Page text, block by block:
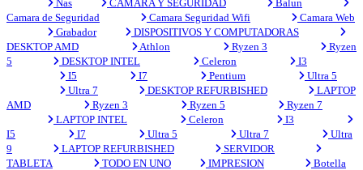
Nas
CAMARA Y SEGURIDAD
Balun
Camara de Seguridad
Camara Seguridad Wifi
Camara Web
Grabador
DISPOSITIVOS Y COMPUTADORAS
DESKTOP AMD
Athlon Ryzen 3
Ryzen
5
DESKTOP INTEL Celeron
I3
I5
I7 Pentium
Ultra 5
Ultra 7
DESKTOP REFURBISHED
LAPTOP
AMD
Ryzen 3 Ryzen 5
Ryzen 7
LAPTOP INTEL
Celeron
I3
I5
I7 Ultra 5 Ultra 7
Ultra
9
LAPTOP REFURBISHED
SERVIDOR
TABLETA
TODO EN UNO IMPRESION
Botella